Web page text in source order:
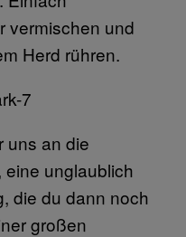
vermischen und
Herd rühren.
uns an die
unglaublich
die du dann noch
großen